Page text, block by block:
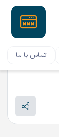
تماس با ما